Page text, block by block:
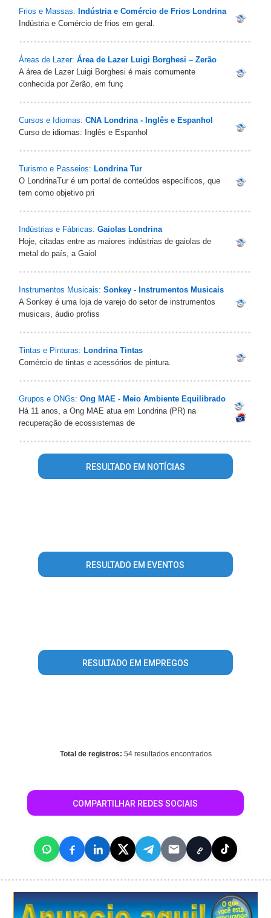
Frios e Massas: Indústria e Comércio de Frios Londrina
Indústria e Comércio de frios em geral.
Áreas de Lazer: Área de Lazer Luigi Borghesi – Zerão
A área de Lazer Luigi Borghesi é mais comumente
conhecida por Zerão, em funç
Cursos e Idiomas: CNA Londrina - Inglês e Espanhol
Curso de idiomas: Inglês e Espanhol
Turismo e Passeios: Londrina Tur
O LondrinaTur é um portal de conteúdos específicos, que
tem como objetivo pri
Indústrias e Fábricas: Gaiolas Londrina
Hoje, citadas entre as maiores indústrias de gaiolas de
metal do país, a Gaiol
Instrumentos Musicais: Sonkey - Instrumentos Musicais
A Sonkey é uma loja de varejo do setor de instrumentos
musicais, áudio profiss
Tintas e Pinturas: Londrina Tintas
Comércio de tintas e acessórios de pintura.
Grupos e ONGs: Ong MAE - Meio Ambiente Equilibrado
Há 11 anos, a Ong MAE atua em Londrina (PR) na
recuperação de ecossistemas de
RESULTADO EM NOTÍCIAS
RESULTADO EM EVENTOS
RESULTADO EM EMPREGOS
Total de registros: 54 resultados encontrados
COMPARTILHAR REDES SOCIAIS